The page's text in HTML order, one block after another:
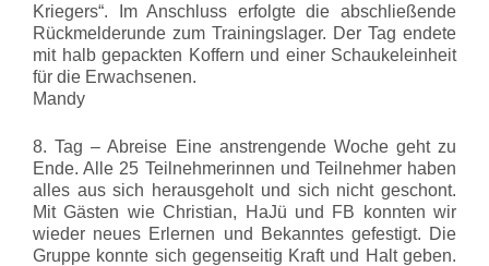
Kriegers“. Im Anschluss erfolgte die abschließende
Rückmelderunde zum Trainingslager. Der Tag endete
mit halb gepackten Koffern und einer Schaukeleinheit
für die Erwachsenen.
Mandy
8. Tag – Abreise Eine anstrengende Woche geht zu
Ende. Alle 25 Teilnehmerinnen und Teilnehmer haben
alles aus sich herausgeholt und sich nicht geschont.
Mit Gästen wie Christian, HaJü und FB konnten wir
wieder neues Erlernen und Bekanntes gefestigt. Die
Gruppe konnte sich gegenseitig Kraft und Halt geben.